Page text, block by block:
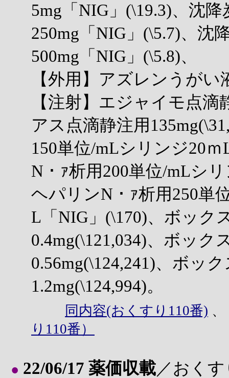
5mg「NIG」(\19.3)、沈
250mg「NIG」(\5.7)、沈
500mg「NIG」(\5.8)、
【外用】アズレンうがい
【注射】エジャイモ点滴
アス点滴静注用
150単位/mLシリンジ20
N・ｧ析用200単位/mLシ
ヘパリンN・ｧ析用250単
L「NIG」(\170)、ボック
0.4mg(\121,034)、ボック
0.56mg(\124,241)、ボッ
1.2mg(\124,994)。
同内容(おくすり110番)
り110番）
● 22/06/17 薬価収載／おく